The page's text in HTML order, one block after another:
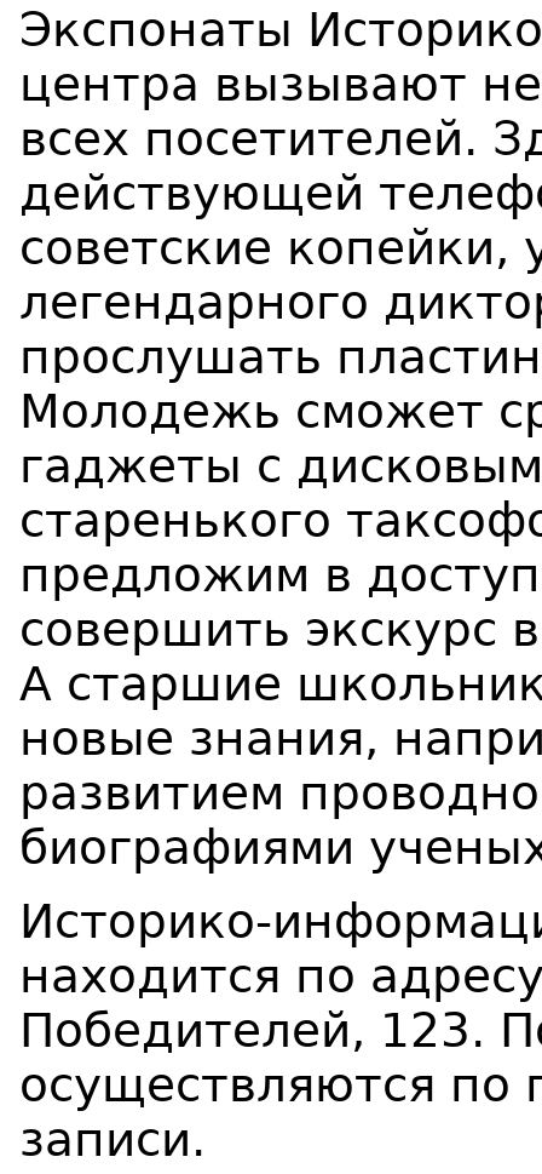
Экспонаты
центра вызывают
всех посетителей.
действующей
советские копейки,
легендарного
прослушать
Молодежь сможет
гаджеты с
старенького
предложим в
совершить экскурс
А старшие
новые знания,
развитием
биографиями
Историко-
находится по
Победителей, 123.
осуществляются по
записи.